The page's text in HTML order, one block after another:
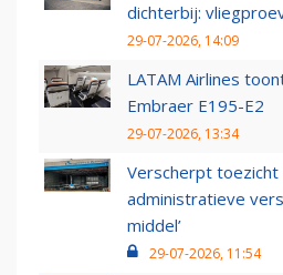
dichterbij:
29-07-2026, 14:09
LATAM Airlines
Embraer E195-E2
29-07-2026, 13:34
Verscherpt toezicht
administratieve
middel’
29-07-2026, 11:54